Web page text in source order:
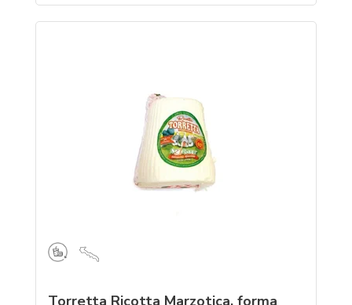
Torretta Ricotta Marzotica, forma